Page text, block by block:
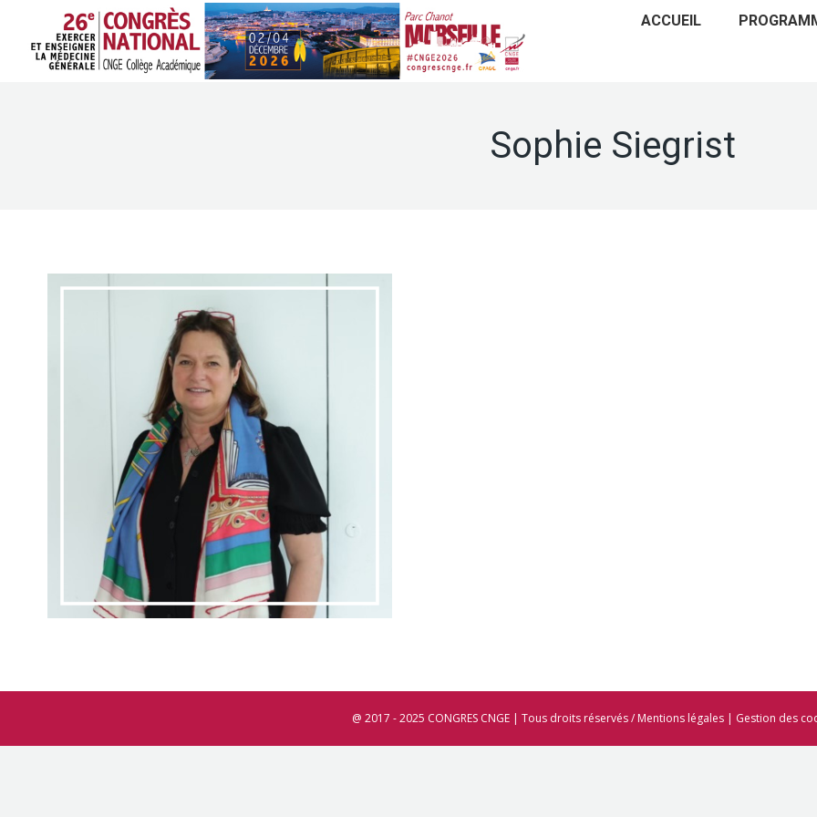
ACCUEIL
Sophie Siegrist
@ 2017 - 2025 CONGRES CNGE | Tous droits réservés / Mentions légales| Gestion des